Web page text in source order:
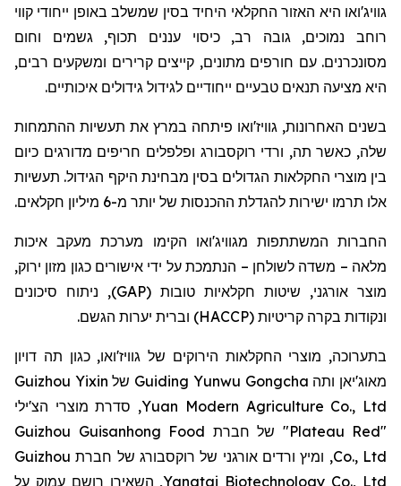
גוויג'ואו היא האזור החקלאי היחיד בסין שמשלב באופן ייחודי קווי
רוחב נמוכים, גובה רב, כיסוי עננים תכוף, גשמים וחום
מסונכרנים. עם חורפים מתונים, קייצים קרירים ומשקעים רבים,
היא מציעה תנאים טבעיים ייחודיים לגידול גידולים איכותיים.
בשנים האחרונות, גוויז'ואו פיתחה במרץ את תעשיות ההתמחות
שלה, כאשר תה, ורדי רוקסבורג ופלפלים חריפים מדורגים כיום
בין מוצרי החקלאות הגדולים בסין מבחינת היקף הגידול. תעשיות
אלו תרמו ישירות להגדלת ההכנסות של יותר מ-6 מיליון חקלאים.
החברות המשתתפות מגוויג'ואו הקימו מערכת מעקב איכות
מלאה – משדה לשולחן – הנתמכת על ידי אישורים כגון מזון ירוק,
מוצר אורגני, שיטות חקלאיות טובות (GAP), ניתוח סיכונים
ונקודות בקרה קריטיות (HACCP) וברית יערות הגשם.
בתערוכה, מוצרי החקלאות הירוקים של גוויז'ואו, כגון תה דויון
מאוג'יאן ותה Guiding Yunwu Gongcha של
Guizhou Yixin
Yuan Modern Agriculture Co., Ltd, סדרת מוצרי הצ'ילי
"Plateau Red" של חברת Guizhou Guisanhong Food
Co., Ltd, ומיץ ורדים אורגני של רוקסבורג של חברת Guizhou
Yangtai Biotechnology Co., Ltd, השאירו רושם עמוק על